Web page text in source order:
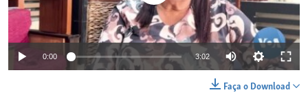
0:00 3:02
Faça o Download